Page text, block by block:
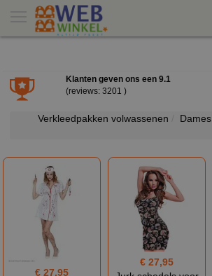
Klanten geven ons een 9.1
(reviews: 3201 )
Verkleedpakken volwassenen Dames
€ 27,95
€ 27,95